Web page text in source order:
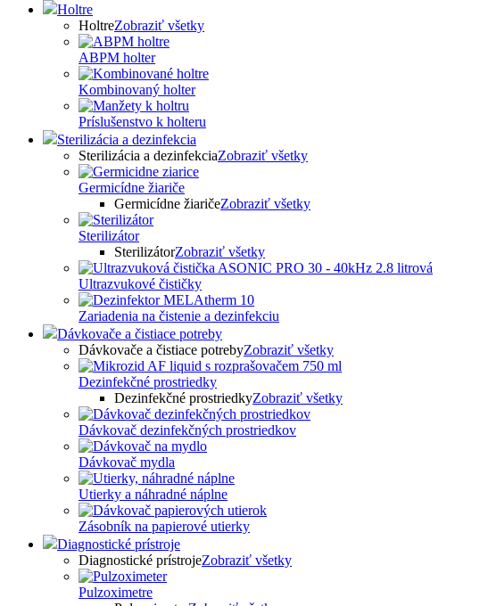
Holtre
HoltreZobraziť všetky
ABPM holter
Kombinovaný holter
Príslušenstvo k holteru
Sterilizácia a dezinfekcia
Sterilizácia a dezinfekciaZobraziť všetky
Germicídne žiariče
Germicídne žiaričeZobraziť všetky
Sterilizátor
SterilizátorZobraziť všetky
Ultrazvukové čističky
Zariadenia na čistenie a dezinfekciu
Dávkovače a čistiace potreby
Dávkovače a čistiace potrebyZobraziť všetky
Dezinfekčné prostriedky
Dezinfekčné prostriedkyZobraziť všetky
Dávkovač dezinfekčných prostriedkov
Dávkovač mydla
Utierky a náhradné náplne
Zásobník na papierové utierky
Diagnostické prístroje
Diagnostické prístrojeZobraziť všetky
Pulzoximetre